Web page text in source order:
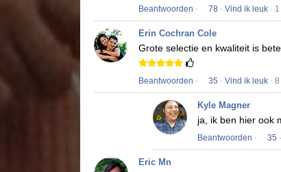
Beantwoorden · 78 · Vind ik leuk ·
Erin Cochran Cole
Grote selectie en kwaliteit is
Beantwoorden · 35 · Vind ik leuk ·
Kyle Magner
ja, ik ben hier ook
Beantwoorden · 35 ·
Eric Mn